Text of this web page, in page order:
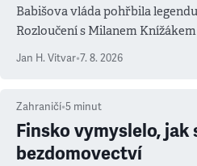
Babišova vláda pohřbila
Rozloučení s Milanem
Jan H. Vitvar•7. 8. 2026
Zahraničí•5 minut
Finsko vymyslelo, jak
bezdomovectví